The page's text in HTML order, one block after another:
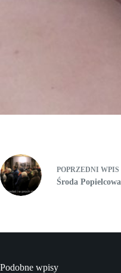
POPRZEDNI WPIS
Środa Popielcowa
Podobne wpisy